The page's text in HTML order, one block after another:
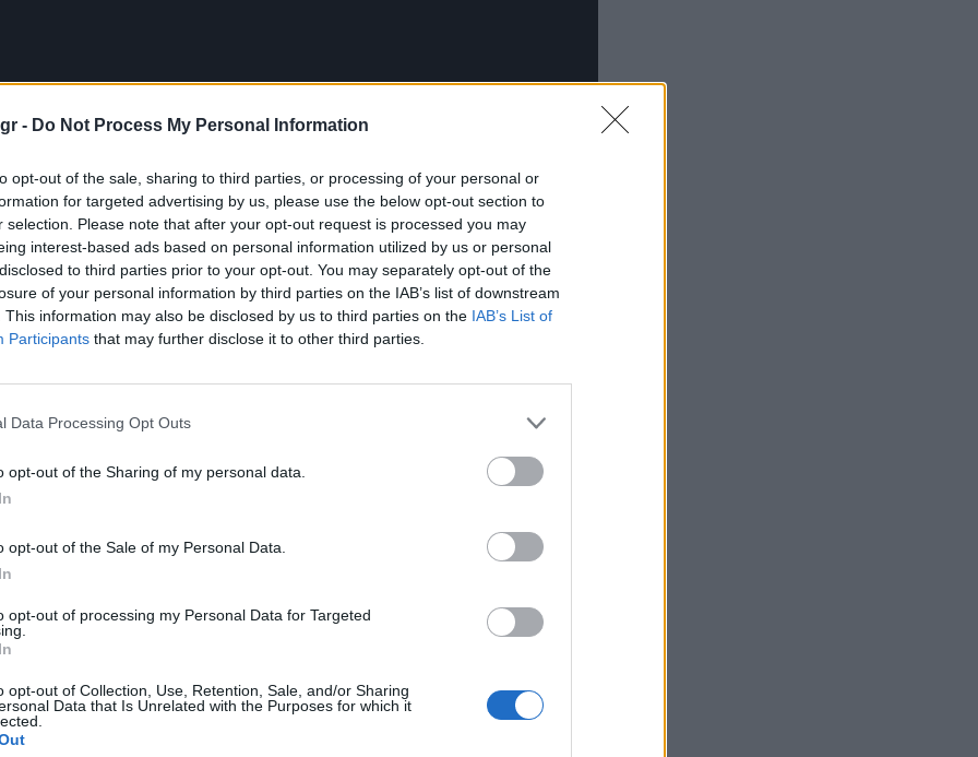
- Do Not Process My Personal Information
opt-out of the sale, sharing to third parties, or processing of your personal or
for targeted advertising by us, please use the below opt-out section to
selection. Please note that after your opt-out request is processed you may
interest-based ads based on personal information utilized by us or personal
to third parties prior to your opt-out. You may separately opt-out of the
of your personal information by third parties on the IAB’s list of downstream
This information may also be disclosed by us to third parties on the IAB’s List of
Participants that may further disclose it to other third parties.
Data Processing Opt Outs
opt-out of the Sharing of my personal data.
opt-out of the Sale of my Personal Data.
opt-out of processing my Personal Data for Targeted
opt-out of Collection, Use, Retention, Sale, and/or Sharing
Data that Is Unrelated with the Purposes for which it
την διάπραξη αδικημάτων που, κατά περίπτωση, αφορούν
ηθική αυτουργία σε
Δύο εκ των πολιτικών προσώπων, οιΚώστας Αχ.Καραμανλής και
πράξεις,